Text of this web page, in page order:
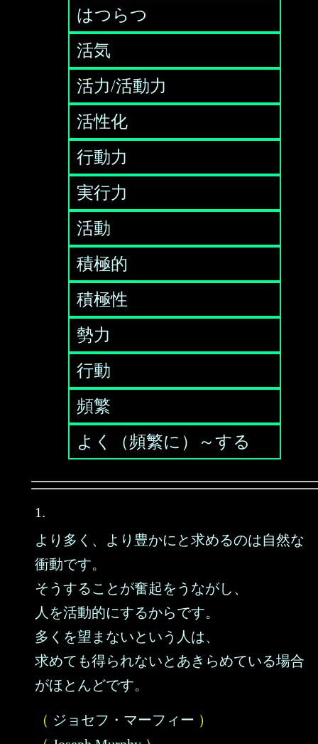
はつらつ
活気
活力/活動力
活性化
行動力
実行力
活動
積極的
積極性
勢力
行動
頻繁
よく（頻繁に）～する
1.
より多く、より豊かにと求めるのは自然な
衝動です。
そうすることが奮起をうながし、
人を活動的にするからです。
多くを望まないという人は、
求めても得られないとあきらめている場合
がほとんどです。
（ ジョセフ・マーフィー ）